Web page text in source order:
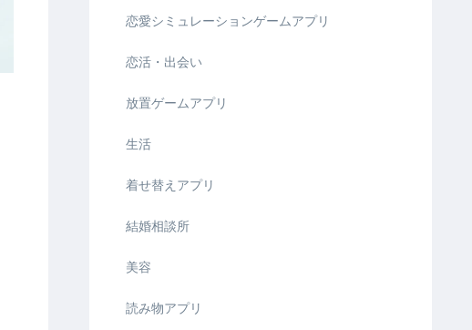
恋愛シミュレーションゲームアプリ
恋活・出会い
放置ゲームアプリ
生活
着せ替えアプリ
結婚相談所
美容
読み物アプリ